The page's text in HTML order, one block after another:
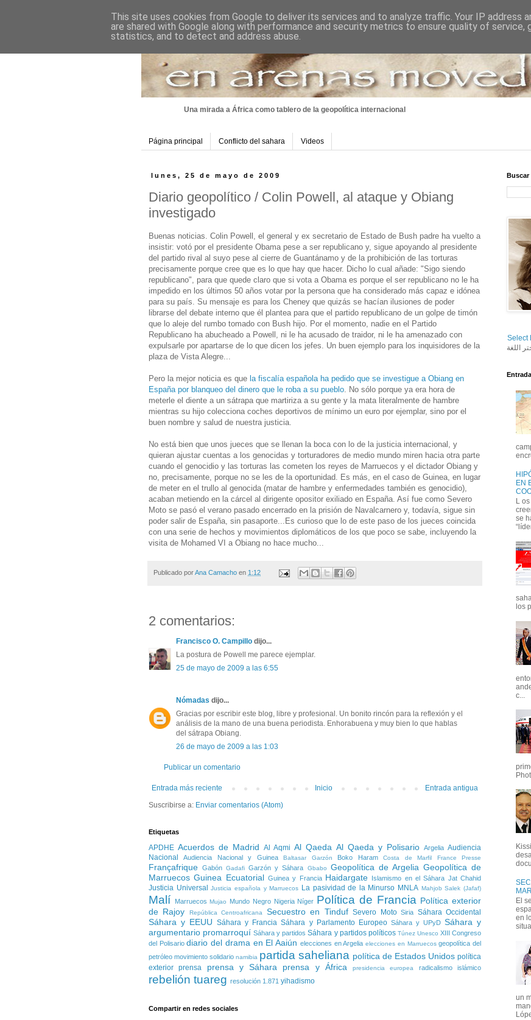
Una mirada a África como tablero de la geopolítica internacional
Página principal Conflicto del sahara Videos
lunes, 25 de mayo de 2009
Diario geopolítico / Colin Powell, al ataque y Obiang
investigado
Buenas noticias. Colin Powell, el general y ex secretario de Estado de Bush padre ha vuelto a
insistir: votó por el presidente Obama pese a ser republicano y, sigue apoyando al presidente
del partido rival al suyo pese al cierre de Guantánamo y de la prohibición de las torturas
precisamente porque cree que es lo que hay que hacer. Dicho lo cual añade: "Sigo siendo
republicano", para que quede claro que si vota a Obama es porque el ser republicano no le ha
impedido en los últimos 50 años votar por la persona que ha considerado más capaz e idónea
para su país. Su mensaje es para los Cheney que quizás se hacían ilusiones de poder
librarse del debate interno que él plantea para que el partido republicano de un golpe de timón
que lo aleje del rumbo tomado con Bush hijo. Por el momento, nadie en el Partido
Republicano ha abucheado a Powell, ni le ha acusado de traidor, ni le ha amenazado con
expulsarle por apartarse de lo que dicen los jefes. Un buen ejemplo para los inquisidores de la
plaza de Vista Alegre...
Pero la mejor noticia es que la fiscalía española ha pedido que se investigue a Obiang en
España por blanqueo del dinero que le roba a su pueblo. No sólo porque ya era hora de
meterle el diente a un sátrapa que martiriza a su gente y la mata literalmente de hambre
mientras su hijo colecciona coches deportivos de mínimo un euro por ejemplar, sino por el
buen nombre y salud de nuestra justicia.
No está bien que unos jueces que se llenan la boca con lo de la justicia internacional, y
quieran ajustar cuentas a los genocidas y torturadores de medio mundo miren hacia otra parte
cuando el genocidio y las torturas las cometen los reyes de Marruecos y el dictador Obiang y
no, precisamente, porque no se les de la oportunidad. Es más, en el caso de Guinea, en lugar
de meter en el trullo al genocida (matar de hambre y enfermedades también es genocidio),
acaban metiendo en la cárcel al dirigente opositor exiliado en España. Así fue como Severo
Moto se pasó el verano pasado encerrado en la prisión de Navalcarnero y, todavía, sigue sin
poder salir de España, sin pasaporte...Es curioso que lo de este paso de los jueces coincida
con una serie de hechos y movimientos diplomáticos de los que poco se sabe, incluyendo la
visita de Mohamed VI a Obiang no hace mucho...
Publicado porAna Camacho en 1:12
2 comentarios:
Francisco O. Campillo dijo...
La postura de Powell me parece ejemplar.
25 de mayo de 2009 a las 6:55
Nómadas dijo...
Gracias por escribir este blog, libre y profesional. Un bonito rincón para la reflexión y el
análisis de la mano de una buena periodista. Enhorabuena y muy bien lo que hablas
del sátrapa Obiang.
26 de mayo de 2009 a las 1:03
Publicar un comentario
Entrada más reciente Entrada antigua
Inicio
Suscribirse a: Enviar comentarios (Atom)
Etiquetas
APDHE Acuerdos de Madrid Al Aqmi Al Qaeda Al Qaeda y Polisario Argelia Audiencia
Nacional
Audiencia Nacional y Guinea Baltasar Garzón Boko Haram Costa de Marfil France Presse
Françafrique Gabón Gadafi Garzón y Sáhara Gbabo Geopolítica de Argelia Geopolítica de
Marruecos Guinea Ecuatorial Guinea y Francia Haidargate Islamismo en el Sáhara Jat Chahid
Justicia Universal Justicia española y Marruecos La pasividad de la Minurso MNLA Mahjob Salek (Jafaf)
Malí Marruecos Mujao Mundo Negro Nigeria Níger Política de Francia Política exterior
de Rajoy
República Centroafricana Secuestro en Tinduf Severo Moto Siria Sáhara Occidental
Sáhara y EEUU Sáhara y Francia Sáhara y Parlamento Europeo Sáhara y UPyD Sáhara y
argumentario promarroquí Sáhara y partidos Sáhara y partidos políticos Túnez Unesco XIII Congreso
del Polisario diario del drama en El Aaiún elecciones en Argelia elecciones en Marruecos geopolítica del
petróleo movimiento solidario namibia partida saheliana política de Estados Unidos política
exterior prensa prensa y Sáhara prensa y África presidencia europea radicalismo islámico
rebelión tuareg resolución 1.871 yihadismo
Compartir en redes sociales
Select
اللغة
EN
L
se
los
c...
El
en
un
This site uses cookies from Google to deliver its services and to analyze traffic. Your IP address
are shared with Google along with performance and security metrics to ensure quality of service,
statistics, and to detect and address abuse.